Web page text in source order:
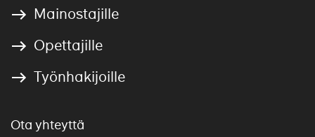
Mainostajille
Opettajille
Työnhakijoille
Ota yhteyttä